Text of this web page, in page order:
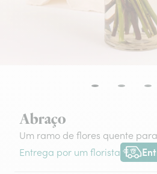
Abraço
Um ramo de flores quente
Entrega por um florista